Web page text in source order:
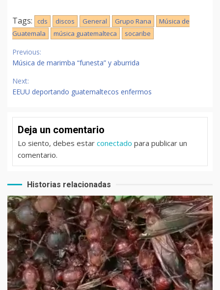
Tags: cds discos General Grupo Rana
Música de
Guatemala
música guatemalteca socaribe
Continue
Reading
Previous:
Música de marimba “funesta” y aburrida
Next:
EEUU deportando guatemaltecos enfermos
Deja un comentario
Lo siento, debes estar conectado para publicar un
comentario.
Historias relacionadas